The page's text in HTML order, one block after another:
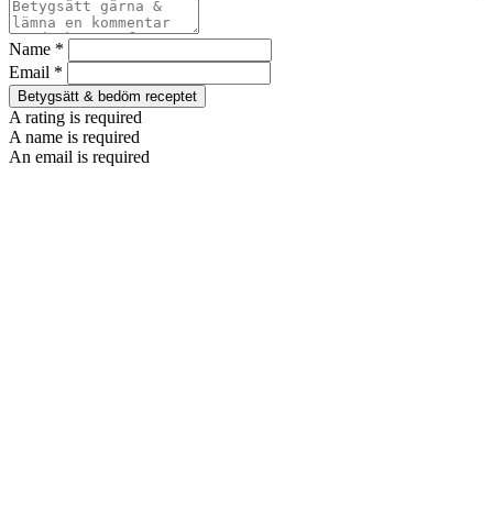
Name *
Email *
Betygsätt & bedöm receptet
A rating is required
A name is required
An email is required